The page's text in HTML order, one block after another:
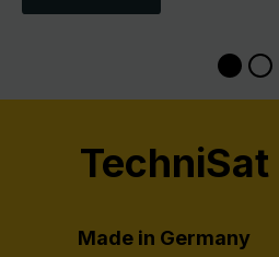
Made in Germany